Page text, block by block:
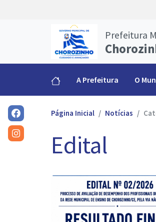
Prefeitura
A Prefeitura O
Página Inicial Notícias
Edital